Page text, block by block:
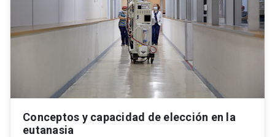
Conceptos y capacidad de elección en la
eutanasia